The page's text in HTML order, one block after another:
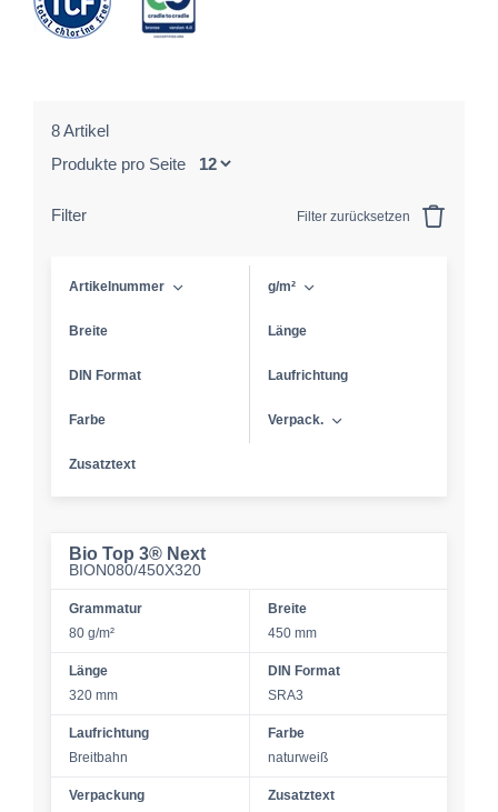
8 Artikel
Produkte pro Seite
Filter Filter zurücksetzen
Artikelnummer g/m²
Breite Länge
DIN Format Laufrichtung
Farbe Verpack.
Zusatztext
Bio Top 3® Next
BION080/450X320
Grammatur
80 g/m²
Breite
450 mm
Länge
320 mm
DIN Format
SRA3
Laufrichtung
Breitbahn
Farbe
naturweiß
Verpackung Zusatztext